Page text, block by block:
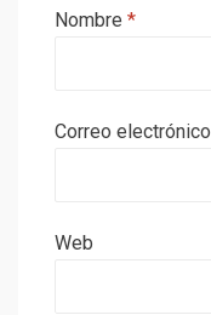
Nombre *
Correo electrónico
Web